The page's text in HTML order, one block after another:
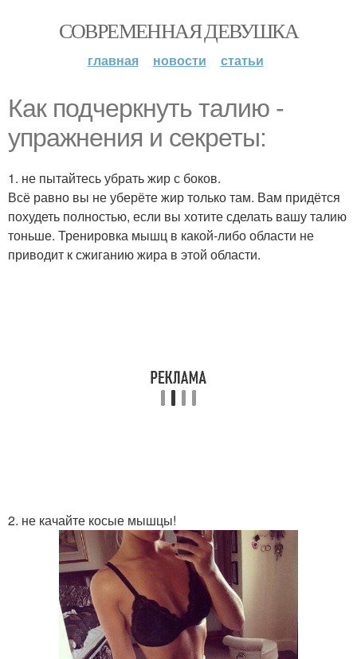
СОВРЕМЕННАЯ ДЕВУШКА
главная новости статьи
Как подчеркнуть талию -
упражнения и секреты:
1. не пытайтесь убрать жир с боков.
Всё равно вы не уберёте жир только там. Вам придётся
похудеть полностью, если вы хотите сделать вашу талию
тоньше. Тренировка мышц в какой-либо области не
приводит к сжиганию жира в этой области.
2. не качайте косые мышцы!